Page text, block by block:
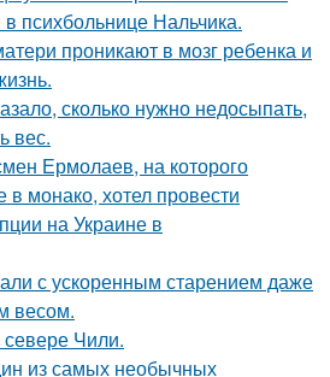
психбольнице Нальчика.
проникают в мозг ребенка и
сколько нужно недосыпать,
вес.
Ермолаев, на которого
монако, хотел провести
на Украине в
с ускоренным старением даже
весом.
Чили.
из самых необычных